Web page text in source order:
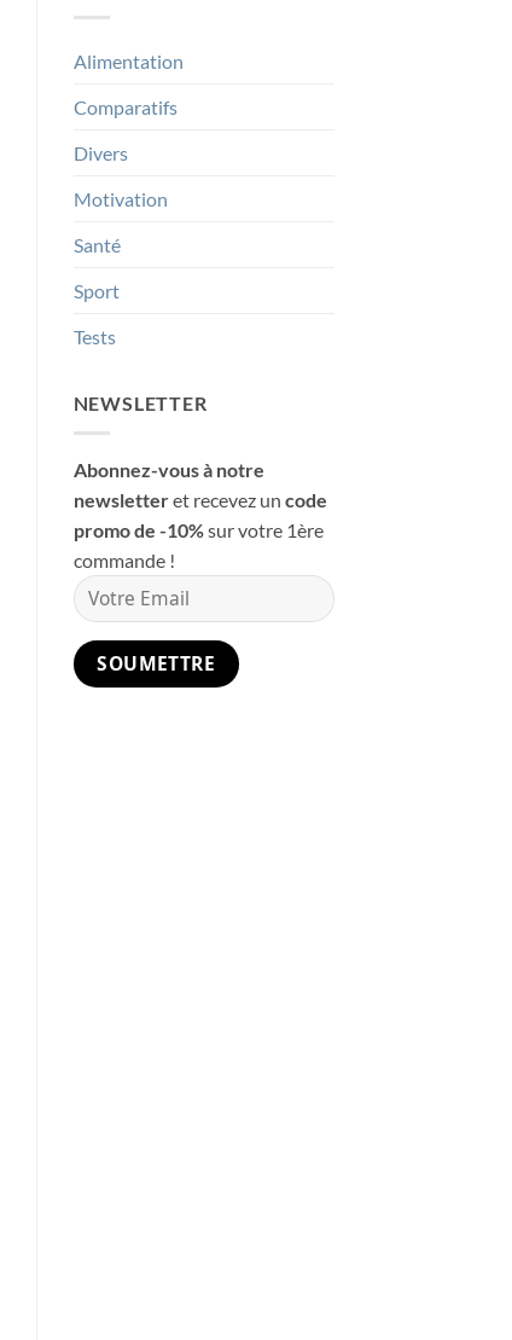
Alimentation
Comparatifs
Divers
Motivation
Santé
Sport
Tests
NEWSLETTER
Abonnez-vous à notre
newsletteret recevez un code
promo de -10%sur votre 1ère
commande !